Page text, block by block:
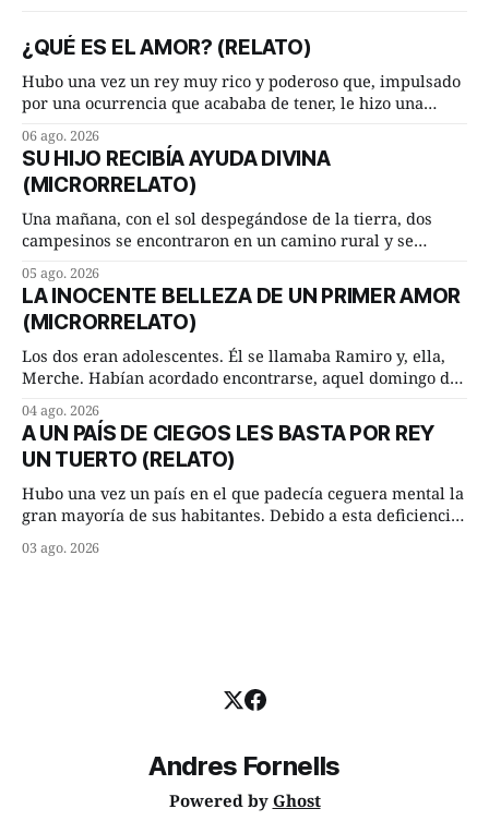
¿QUÉ ES EL AMOR? (RELATO)
Hubo una vez un rey muy rico y poderoso que, impulsado
por una ocurrencia que acababa de tener, le hizo una
Dime, hombre sabio, ¿qué es el amor según tú? Su
consejero, que era muy prudente y astuto le respondió de
inmediato:
06 ago. 2026
SU HIJO RECIBÍA AYUDA DIVINA
(MICRORRELATO)
Una mañana, con el sol despegándose de la tierra, dos
campesinos se encontraron en un camino rural y se
remolachas, Manuel? —quiso saber uno. —Eso acabo de
hacer, Paco. ¿Cómo va ese maíz tuyo? --se interesó el otro.
—De momento mejor
05 ago. 2026
LA INOCENTE BELLEZA DE UN PRIMER AMOR
(MICRORRELATO)
Los dos eran adolescentes. Él se llamaba Ramiro y, ella,
Merche. Habían acordado encontrarse, aquel domingo de
lugar del río que debía este nombre a la pronunciada
curva que la corriente fluvial presentaba en aquel punto.
Habían dispuesto que
04 ago. 2026
A UN PAÍS DE CIEGOS LES BASTA POR REY
UN TUERTO (RELATO)
Hubo una vez un país en el que padecía ceguera mental la
gran mayoría de sus habitantes. Debido a esta deficiencia,
superiores en número a los que no padecían ninguna
03 ago. 2026
Andres Fornells
Powered by Ghost